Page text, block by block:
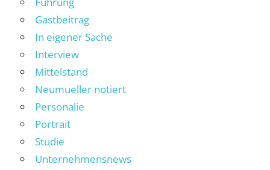
Gastbeitrag
In eigener Sache
Interview
Mittelstand
Neumueller notiert
Personalie
Portrait
Studie
Unternehmensnews